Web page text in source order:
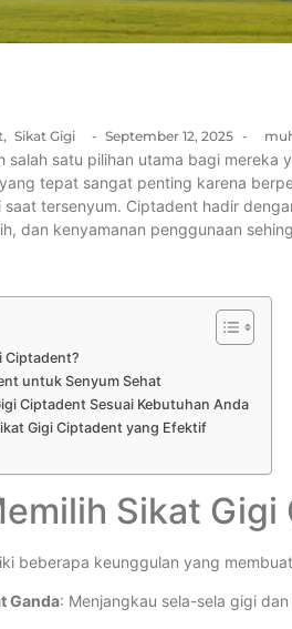
, Sikat Gigi - September 12, 2025 -
salah satu pilihan utama bagi mereka
tepat sangat penting karena
tersenyum. Ciptadent hadir
dan kenyamanan penggunaan
Ciptadent?
untuk Senyum Sehat
Ciptadent Sesuai Kebutuhan Anda
Gigi Ciptadent yang Efektif
Sikat
beberapa keunggulan yang
Ganda: Menjangkau sela-sela gigi